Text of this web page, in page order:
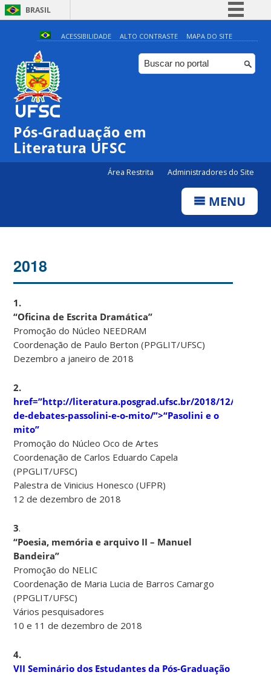
BRASIL
Simplifique!
Comunica BR
Participe
ACESSIBILIDADE ALTO CONTRASTE MAPA DO SITE
Pós-Graduação em
Literatura UFSC
Área Restrita Administradores do Site
MENU
2018
1.
“Oficina de Escrita Dramática”
Promoção do Núcleo NEEDRAM
Coordenação de Paulo Berton (PPGLIT/UFSC)
Dezembro a janeiro de 2018
2.
href=”http://literatura.posgrad.ufsc.br/2018/12/10/
de-debates-passolini-e-o-mito/”>“Pasolini e o
mito”
Promoção do Núcleo Oco de Artes
Coordenação de Carlos Eduardo Capela
(PPGLIT/UFSC)
Palestra de Vinicius Honesco (UFPR)
12 de dezembro de 2018
3.
“Poesia, memória e arquivo II – Manuel
Bandeira”
Promoção do NELIC
Coordenação de Maria Lucia de Barros Camargo
(PPGLIT/UFSC)
Vários pesquisadores
10 e 11 de dezembro de 2018
4.
VII Seminário dos Estudantes da Pós-Graduação